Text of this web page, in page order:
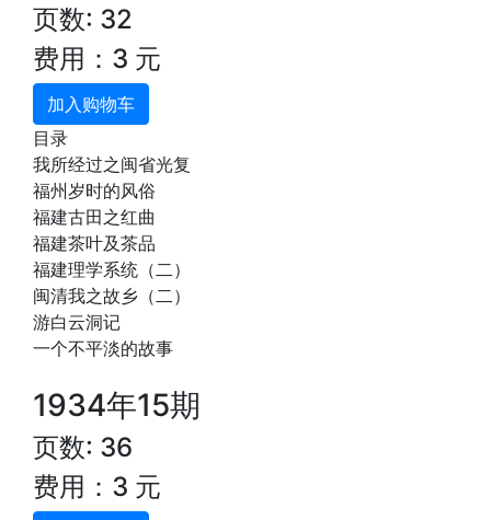
页数: 32
费用：3 元
加入购物车
目录
我所经过之闽省光复
福州岁时的风俗
福建古田之红曲
福建茶叶及茶品
福建理学系统（二）
闽清我之故乡（二）
游白云洞记
一个不平淡的故事
1934年15期
页数: 36
费用：3 元